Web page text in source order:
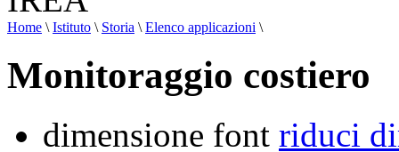
Home \ Istituto \ Storia \ Elenco applicazioni \
Monitoraggio costiero
dimensione font riduci